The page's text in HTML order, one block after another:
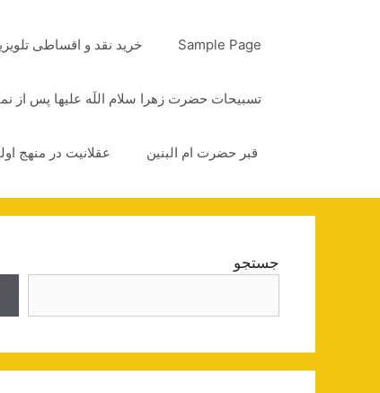
Sample Page خرید نقد و اقساطی
تسبیحات حضرت زهرا سلام اللَه علیها پس از
قبر حضرت ام البنین عقلانیت در منهج
جستجو